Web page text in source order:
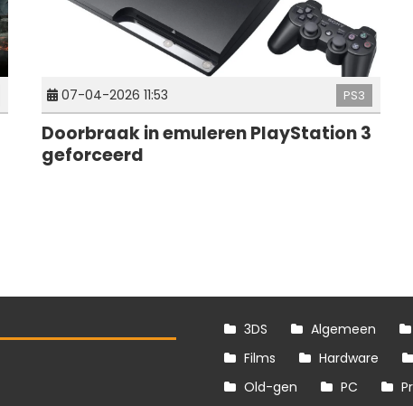
07-04-2026 11:53 PS3
Doorbraak in emuleren PlayStation 3
geforceerd
3DS Algemeen
Films
Hardware
Old-gen
PC